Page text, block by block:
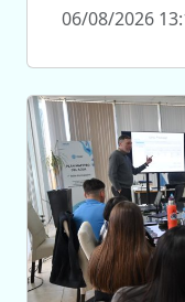
06/08/2026